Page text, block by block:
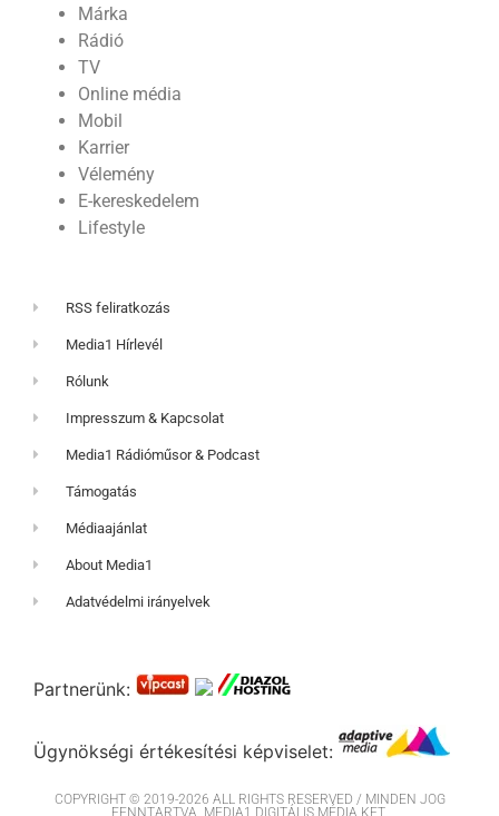
Márka
Rádió
TV
Online média
Mobil
Karrier
Vélemény
E-kereskedelem
Lifestyle
RSS feliratkozás
Media1 Hírlevél
Rólunk
Impresszum & Kapcsolat
Media1 Rádióműsor & Podcast
Támogatás
Médiaajánlat
About Media1
Adatvédelmi irányelvek
Partnerünk:
Ügynökségi értékesítési képviselet:
COPYRIGHT © 2019-2026 ALL RIGHTS RESERVED / MINDEN JOG